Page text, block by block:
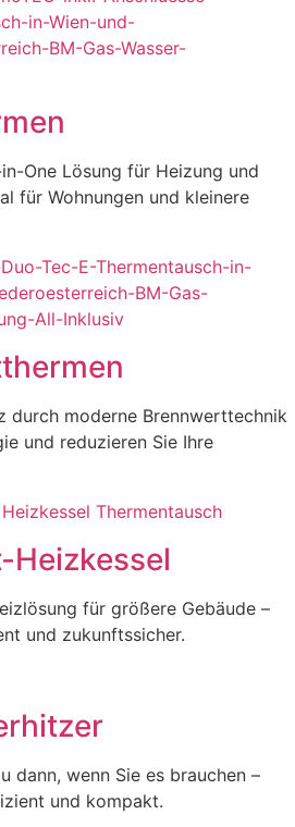
One Lösung für Heizung und
für Wohnungen und kleinere
durch moderne Brennwerttechnik
und reduzieren Sie Ihre
Heizkessel
für größere Gebäude –
und zukunftssicher.
dann, wenn Sie es brauchen –
und kompakt.